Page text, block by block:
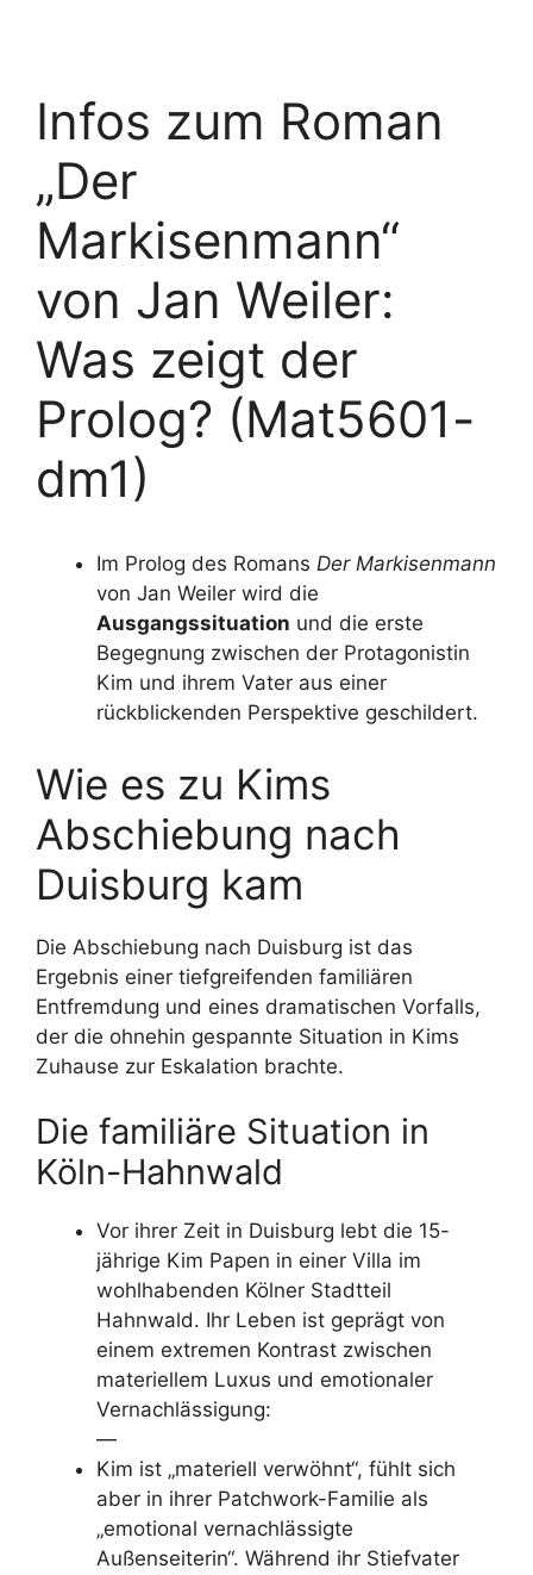
Infos zum Roman
„Der
Markisenmann“
von Jan Weiler:
Was zeigt der
Prolog? (Mat5601-
dm1)
Im Prolog des Romans Der Markisenmann
von Jan Weiler wird die
Ausgangssituation und die erste
Begegnung zwischen der Protagonistin
Kim und ihrem Vater aus einer
rückblickenden Perspektive geschildert.
Wie es zu Kims
Abschiebung nach
Duisburg kam
Die Abschiebung nach Duisburg ist das
Ergebnis einer tiefgreifenden familiären
Entfremdung und eines dramatischen Vorfalls,
der die ohnehin gespannte Situation in Kims
Zuhause zur Eskalation brachte.
Die familiäre Situation in
Köln-Hahnwald
Vor ihrer Zeit in Duisburg lebt die 15-
jährige Kim Papen in einer Villa im
wohlhabenden Kölner Stadtteil
Hahnwald. Ihr Leben ist geprägt von
einem extremen Kontrast zwischen
materiellem Luxus und emotionaler
Vernachlässigung:
—
Kim ist „materiell verwöhnt“, fühlt sich
aber in ihrer Patchwork-Familie als
„emotional vernachlässigte
Außenseiterin“. Während ihr Stiefvater